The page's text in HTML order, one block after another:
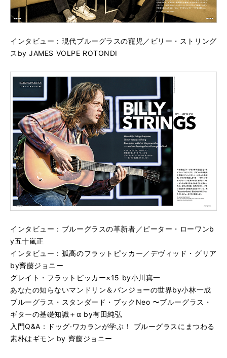
インタビュー：現代ブルーグラスの寵児／ビリー・ストリング
スby JAMES VOLPE ROTONDI
インタビュー：ブルーグラスの革新者／ピーター・ローワンb
y五十嵐正
インタビュー：孤高のフラットピッカー／デヴィッド・グリア
by齊藤ジョニー
グレイト・フラットピッカー×15 by小川真一
あなたの知らないマンドリン＆バンジョーの世界by小林一成
ブルーグラス・スタンダード・ブックNeo 〜ブルーグラス・
ギターの基礎知識＋α by有田純弘
入門Q&A：
ドッグ·ワカランが学ぶ！ ブルーグラスにまつわる
素朴はギモン by 齊藤ジョニー